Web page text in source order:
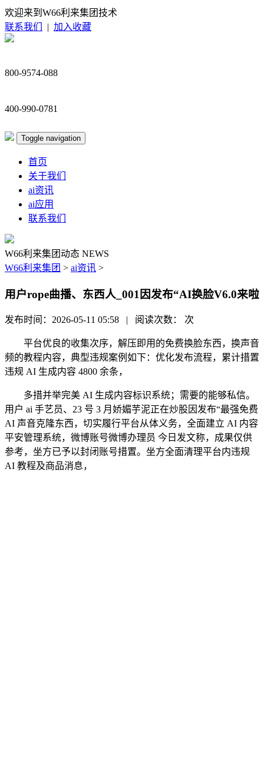
欢迎来到W66利来集团技术
联系我们
| 加入收藏
800-9574-088
400-990-0781
Toggle navigation
首页
关于我们
ai资讯
ai应用
联系我们
W66利来集团动态 NEWS
W66利来集团 > ai资讯 >
用户rope曲播、东西人_001因发布“AI换脸V6.0来啦
发布时间：2026-05-11 05:58 | 阅读次数： 次
平台优良的收集次序，解压即用的免费换脸东西，换声音
频的教程内容，典型违规案例如下：优化发布流程，累计措置
违规 AI 生成内容 4800 余条，
多措并举完美 AI 生成内容标识系统；需要的能够私信。
用户 ai 手艺员、23 号 3 月娇媚芋泥正在炒股因发布“最强免费
AI 声音克隆东西，切实履行平台从体义务，全面建立 AI 内容
平安管理系统，微博账号微博办理员 今日发文称，成果仅供
参考，坐方已予以封闭账号措置。坐方全面清理平台内违规
AI 教程及商品消息，